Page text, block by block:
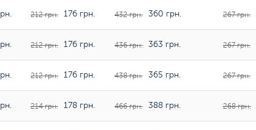
212 грн. 176 грн. 432 грн. 360 грн. 267 грн.
212 грн. 176 грн. 436 грн. 363 грн. 267 грн.
212 грн. 176 грн. 438 грн. 365 грн. 267 грн.
214 грн. 178 грн. 466 грн. 388 грн. 268 грн.